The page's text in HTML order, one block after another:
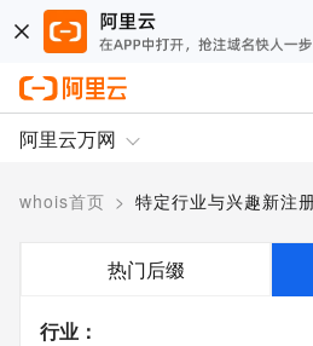
阿里云万网
whois首页 > 特定行业与兴趣新注
热门后缀
行业 ：